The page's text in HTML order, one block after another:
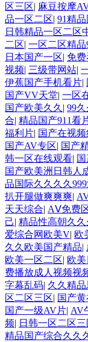
区三区| 麻豆按摩
品一区二区| 91精
日韩精品一区二区
二区| 一区二区精品
日本国产一区| 免
视频| 三级带网站|
伊蕉国产手机看片|
国产VV天堂| 一区
国产欧美久久 | 99
合| 精品国产911看
福利片| 国产在视
国产AV专区| 国产
韩一区在线观看|
国产欧美洲日韩人
品国际久久久久
扒开腿做爽爽爽|
天天综合| AⅤ免费
己| 精品性高朝久久
爱综合网欧美V| 欧
久久欧美国产精品|
欧美一区二区| 欧
费播放成人视频视
字幕乱码| 久久精
区二区三区| 国产
国产一级AV片| AV
频| 日韩一区二区
精品国产综合久久